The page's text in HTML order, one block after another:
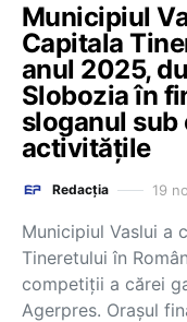
Municipiul
Capitala
anul 2025,
Slobozia în
sloganul sub
activitățile
Redacția 19
Municipiul Vaslui a
Tineretului în
competiţii a cărei
Agerpres. Orașul